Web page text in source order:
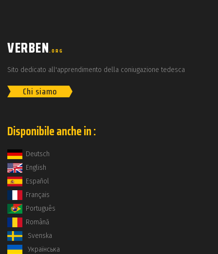
VERBEN.ORG
Sito dedicato all'apprendimento della coniugazione tedesca
Chi siamo
Disponibile anche in :
Deutsch
English
Español
Français
Português
Română
Svenska
Українська